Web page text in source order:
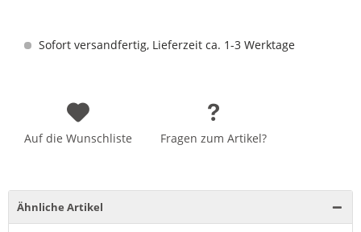
Sofort versandfertig, Lieferzeit ca. 1-3 Werktage
Auf die Wunschliste Fragen zum Artikel?
Ähnliche Artikel